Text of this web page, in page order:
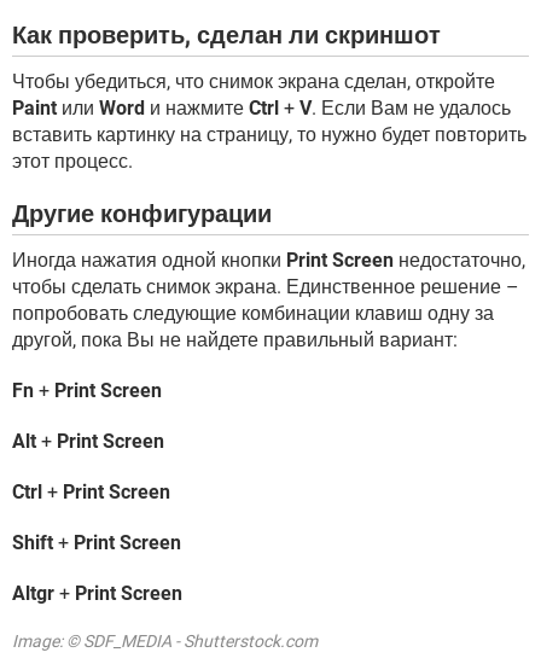
Как проверить, сделан ли скриншот
Чтобы убедиться, что снимок экрана сделан, откройте
Paint или Word и нажмите Ctrl + V. Если Вам не удалось
вставить картинку на страницу, то нужно будет повторить
этот процесс.
Другие конфигурации
Иногда нажатия одной кнопки Print Screen недостаточно,
чтобы сделать снимок экрана. Единственное решение –
попробовать следующие комбинации клавиш одну за
другой, пока Вы не найдете правильный вариант:
Fn + Print Screen
Alt + Print Screen
Ctrl + Print Screen
Shift + Print Screen
Altgr + Print Screen
Image: © SDF_MEDIA - Shutterstock.com